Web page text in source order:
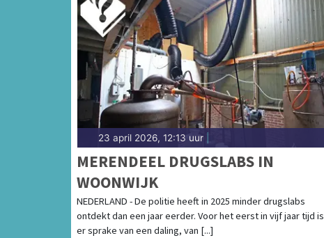
23 april 2026, 12:13 uur
MERENDEEL DRUGSLABS IN
WOONWIJK
NEDERLAND - De politie heeft in 2025 minder drugslabs
ontdekt dan een jaar eerder. Voor het eerst in vijf jaar tijd is
er sprake van een daling, van [...]